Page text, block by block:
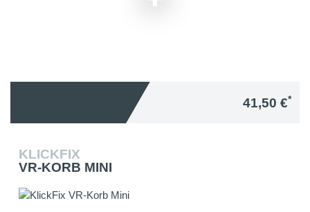
41,50 €*
KLICKFIX
VR-KORB MINI